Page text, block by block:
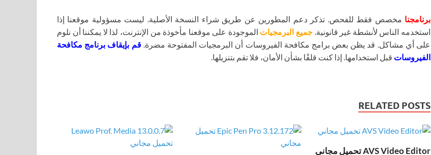
برنامجنا مخصص فقط للفحص. تذكر دعم المطورين عن طريق شراء النسخة الأصلية. ليست مسؤولية موقعنا إذا
استخدمه الناس لأنشطة غير قانونية. جميع البرمجيات الموجودة على موقعنا مأخوذة من الإنترنت، لذا لا يمكننا أن نلوم
على أي مشاكل. قد يظن بعض برامج مكافحة الفيروسات أن البرمجيات المفتوحة مضرة.قم بإيقاف برنامج مكافحة
الفيروسات قبل استخدامها. إذا كنت قلقًا بشأن الأمان، فلا تقم بتنزيلها.
RELATED POSTS
AVS Video Editor تحميل مجاني